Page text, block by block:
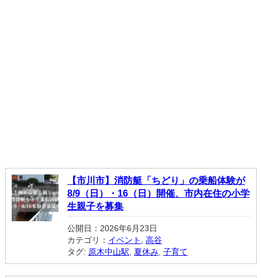
【市川市】消防艇「ちどり」の乗船体験が
8/9（日）・16（日）開催、市内在住の小学
生親子を募集
公開日：2026年6月23日
カテゴリ： イベント
高谷
タグ: 原木中山駅 夏休み, 子育て